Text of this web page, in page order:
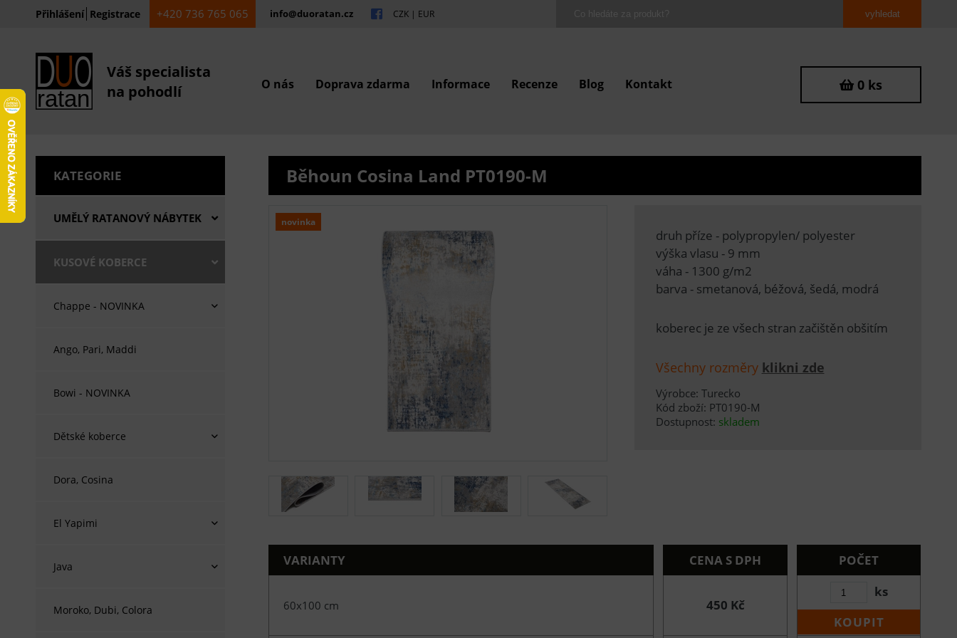
Přihlášení Registrace +420 736 765 065 info@duoratan.cz CZK | EUR
Váš specialista
na pohodlí
O nás Doprava zdarma Informace Recenze Blog Kontakt 0 ks
KATEGORIE
UMĚLÝ RATANOVÝ NÁBYTEK
KUSOVÉ KOBERCE
Chappe - NOVINKA
Ango, Pari, Maddi
Bowi - NOVINKA
Dětské koberce
Dora, Cosina
El Yapimi
Java
Moroko, Dubi, Colora
Běhoun Cosina Land PT0190-M
novinka
druh příze - polypropylen/ polyester
výška vlasu - 9 mm
váha - 1300 g/m2
barva - smetanová, béžová, šedá, modrá
koberec je ze všech stran začištěn obšitím
Všechny rozměry klikni zde
Výrobce: Turecko
Kód zboží: PT0190-M
Dostupnost: skladem
VARIANTY CENA S DPH POČET
60x100 cm 450 Kč
ks
KOUPIT